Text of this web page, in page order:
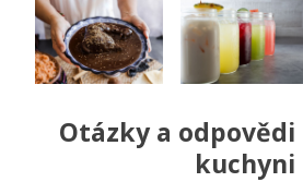
Otázky a
kuchyni